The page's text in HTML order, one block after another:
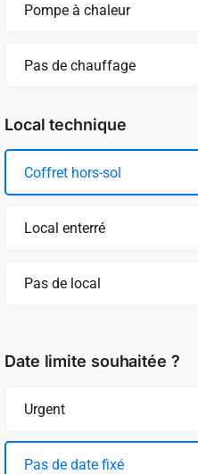
Pompe à chaleur
Pas de chauffage
Local technique
Coffret hors-sol
Local enterré
Pas de local
Date limite souhaitée ?
Urgent
Pas de date fixé